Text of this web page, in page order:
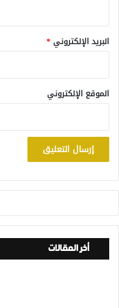
البريد الإلكتروني *
الموقع الإلكتروني
أخر المقالات